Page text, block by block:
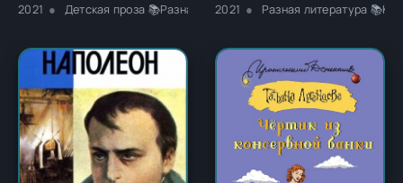
2021 Детская проза 📚Разная литература
2021 Разная литература